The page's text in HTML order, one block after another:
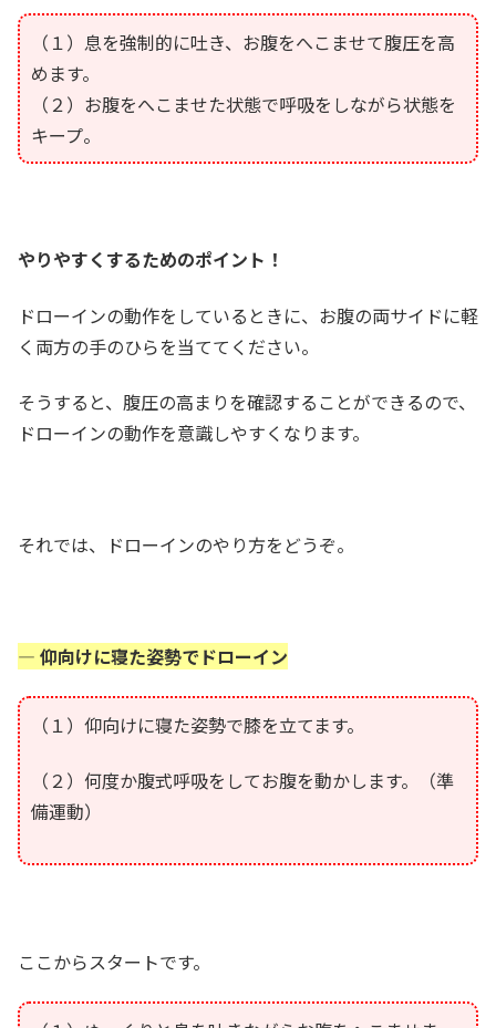
（１）息を強制的に吐き、お腹をへこませて腹圧を高
めます。
（２）お腹をへこませた状態で呼吸をしながら状態を
キープ。
やりやすくするためのポイント！
ドローインの動作をしているときに、お腹の両サイドに軽
く両方の手のひらを当ててください。
そうすると、腹圧の高まりを確認することができるので、
ドローインの動作を意識しやすくなります。
それでは、ドローインのやり方をどうぞ。
— 仰向けに寝た姿勢でドローイン
（１）仰向けに寝た姿勢で膝を立てます。
（２）何度か腹式呼吸をしてお腹を動かします。（準
備運動）
ここからスタートです。